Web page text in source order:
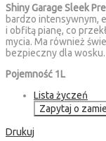
Shiny Garage Sleek
bardzo intensywnym,
i obfitą pianę, co
mycia. Ma również
bezpieczny dla wosku.
Pojemność 1L
Lista życzeń
Zapytaj o
Drukuj